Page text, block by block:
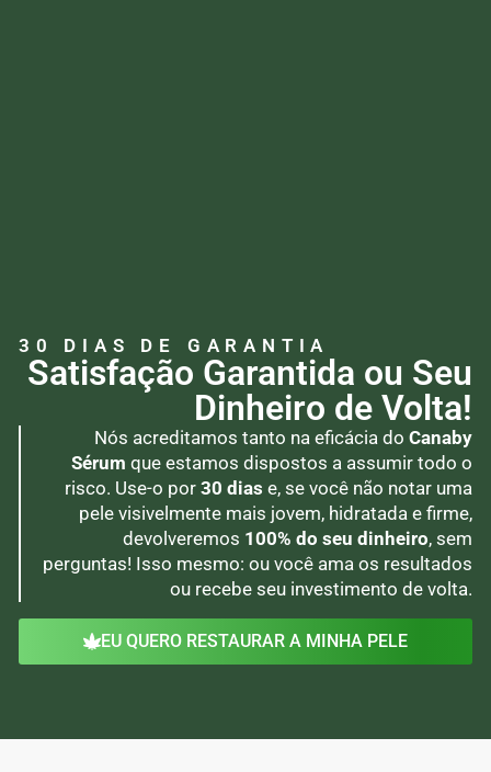
30 DIAS DE GARANTIA
Satisfação Garantida ou Seu
Dinheiro de Volta!
Nós acreditamos tanto na eficácia do Canaby
Sérum que estamos dispostos a assumir todo o
risco. Use-o por 30 dias e, se você não notar uma
pele visivelmente mais jovem, hidratada e firme,
devolveremos 100% do seu dinheiro, sem
perguntas! Isso mesmo: ou você ama os resultados
ou recebe seu investimento de volta.
EU QUERO RESTAURAR A MINHA PELE